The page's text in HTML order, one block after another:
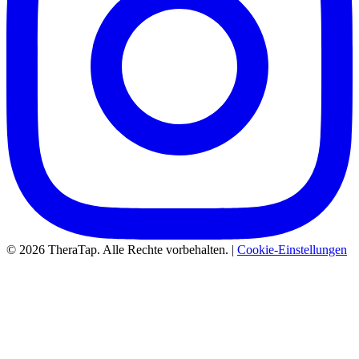
© 2026 TheraTap. Alle Rechte vorbehalten. | Cookie-Einstellungen